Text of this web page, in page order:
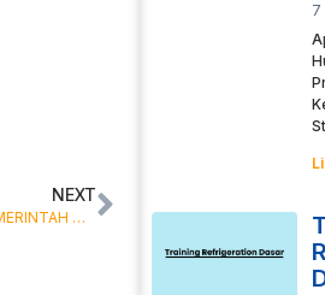
NEXT
TRAINING ONLINE PENYUSUTAN ASET TETAP PEMERINTAH DAN PERMASALAHANNYA
7